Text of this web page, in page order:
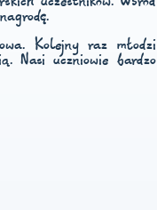
Kolejny raz młodzi
Nasi uczniowie bardzo